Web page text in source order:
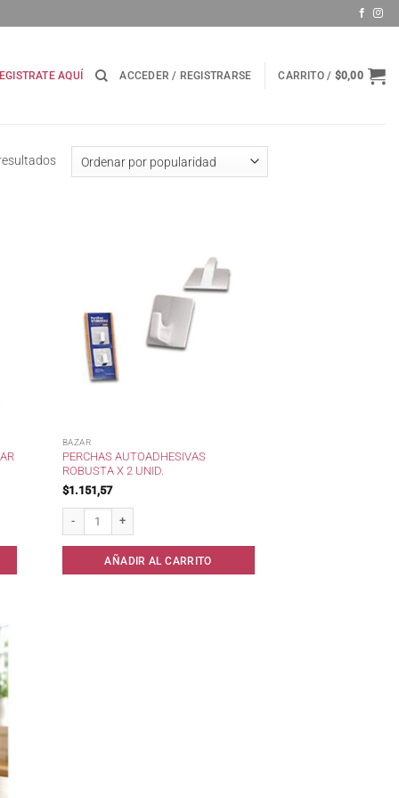
AQUÍ ACCEDER / REGISTRARSE CARRITO / $0,00
Ordenado
por
BAZAR
PERCHAS AUTOADHESIVAS
ROBUSTA X 2 UNID.
$1.151,57
AÑADIR AL CARRITO